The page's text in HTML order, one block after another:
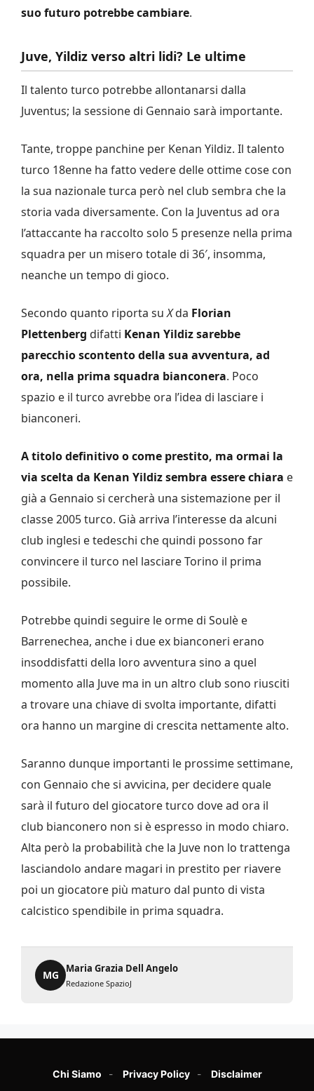
suo futuro potrebbe cambiare.
Juve, Yildiz verso altri lidi? Le ultime
Il talento turco potrebbe allontanarsi dalla
Juventus; la sessione di Gennaio sarà importante.
Tante, troppe panchine per Kenan Yildiz. Il talento
turco 18enne ha fatto vedere delle ottime cose con
la sua nazionale turca però nel club sembra che la
storia vada diversamente. Con la Juventus ad ora
l’attaccante ha raccolto solo 5 presenze nella prima
squadra per un misero totale di 36′, insomma,
neanche un tempo di gioco.
Secondo quanto riporta suXda Florian
Plettenberg difatti Kenan Yildiz sarebbe
parecchio scontento della sua avventura, ad
ora, nella prima squadra bianconera. Poco
spazio e il turco avrebbe ora l’idea di lasciare i
bianconeri.
A titolo definitivo o come prestito, ma ormai la
via scelta da Kenan Yildiz sembra essere chiara e
già a Gennaio si cercherà una sistemazione per il
classe 2005 turco. Già arriva l’interesse da alcuni
club inglesi e tedeschi che quindi possono far
convincere il turco nel lasciare Torino il prima
possibile.
Potrebbe quindi seguire le orme di Soulè e
Barrenechea, anche i due ex bianconeri erano
insoddisfatti della loro avventura sino a quel
momento alla Juve ma in un altro club sono riusciti
a trovare una chiave di svolta importante, difatti
ora hanno un margine di crescita nettamente alto.
Saranno dunque importanti le prossime settimane,
con Gennaio che si avvicina, per decidere quale
sarà il futuro del giocatore turco dove ad ora il
club bianconero non si è espresso in modo chiaro.
Alta però la probabilità che la Juve non lo trattenga
lasciandolo andare magari in prestito per riavere
poi un giocatore più maturo dal punto di vista
calcistico spendibile in prima squadra.
MG
Maria Grazia Dell Angelo
Redazione SpazioJ
Chi Siamo Privacy Policy Disclaimer